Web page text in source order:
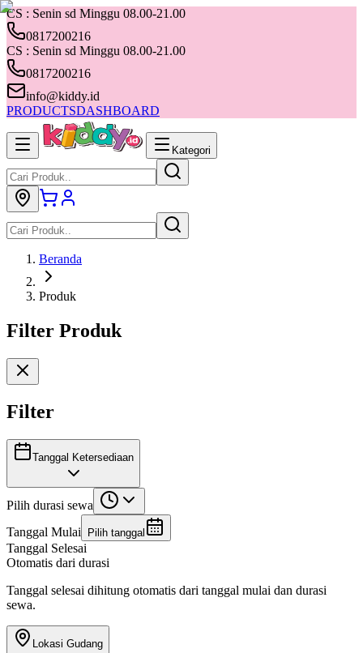
CS : Senin sd Minggu 08.00-21.00
0817200216
CS : Senin sd Minggu 08.00-21.00
0817200216
info@kiddy.id
PRODUCTSDASHBOARD
Kategori
Beranda
Produk
Filter Produk
Filter
Tanggal Ketersediaan
Pilih durasi sewa
Tanggal Mulai
Pilih tanggal
Tanggal Selesai
Otomatis dari durasi
Tanggal selesai dihitung otomatis dari tanggal mulai dan durasi
sewa.
Lokasi Gudang